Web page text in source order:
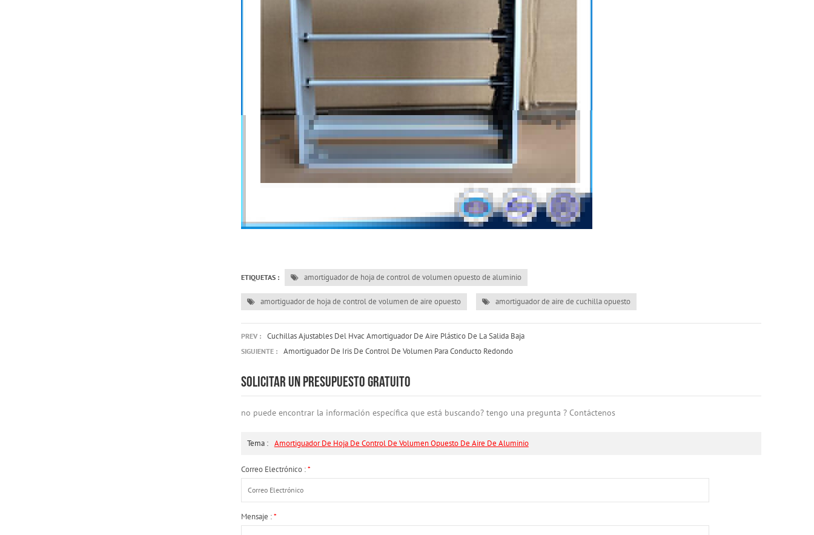
ETIQUETAS : amortiguador de hoja de control de volumen opuesto de aluminio
amortiguador de hoja de control de volumen de aire opuesto amortiguador de aire de cuchilla opuesto
PREV : Cuchillas Ajustables Del Hvac Amortiguador De Aire Plástico De La Salida Baja
SIGUIENTE : Amortiguador De Iris De Control De Volumen Para Conducto Redondo
SOLICITAR UN PRESUPUESTO GRATUITO
no puede encontrar la información específica que está buscando? tengo una pregunta ? Contáctenos
Tema : Amortiguador De Hoja De Control De Volumen Opuesto De Aire De Aluminio
Correo Electrónico :*
Mensaje :*